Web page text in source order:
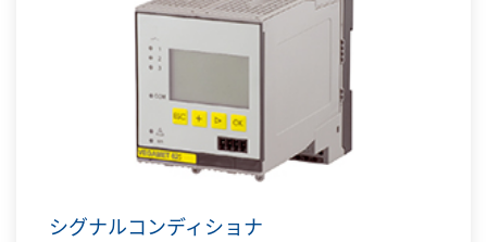
わるので電波を放射せず電磁界の広がりも少ない
ため、狭い場所への設置ができ、湯気や粉塵の影
響も受けにくいといえます。従来難しかった液
体、粉体などさまざまなアプリケーションに対応
シグナルコンディショナ